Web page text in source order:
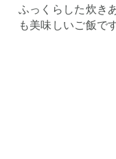
ふっくらした炊き
も美味しいご飯で